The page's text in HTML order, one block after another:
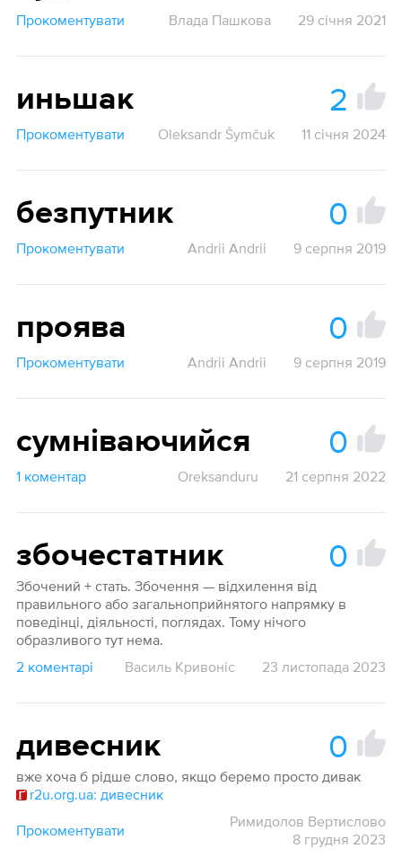
Прокоментувати Влада Пашкова 29 січня 2021
иньшак 2
Прокоментувати Oleksandr Šymčuk 11 січня 2024
безпутник 0
Прокоментувати Andrii Andrii 9 серпня 2019
проява 0
Прокоментувати Andrii Andrii 9 серпня 2019
сумніваючийся 0
1 коментар Oreksanduru 21 серпня 2022
збочестатник 0
Збочений + стать. Збочення — відхилення від
правильного або загальноприйнятого напрямку в
поведінці, діяльності, поглядах. Тому нічого
образливого тут нема.
2 коментарі
Василь Кривоніс 23 листопада 2023
дивесник 0
вже хоча б рідше слово, якщо беремо просто дивак
r2u.org.ua: дивесник
Прокоментувати
Римидолов Вертислово
8 грудня 2023